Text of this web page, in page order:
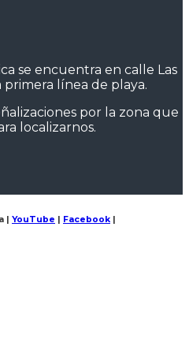
se encuentra en calle Las
primera línea de playa.
por la zona que
localizarnos.
| YouTube | Facebook |